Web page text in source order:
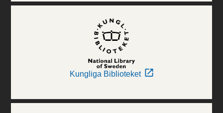
Kungliga Biblioteket